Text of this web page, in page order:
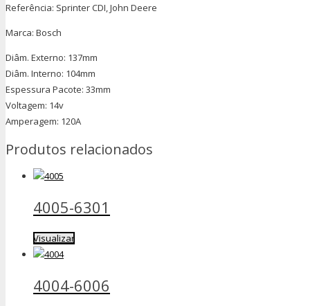
Referência: Sprinter CDI, John Deere
Marca: Bosch
Diâm. Externo: 137mm
Diâm. Interno: 104mm
Espessura Pacote: 33mm
Voltagem: 14v
Amperagem: 120A
Produtos relacionados
4005-6301
Visualizar
4004-6006